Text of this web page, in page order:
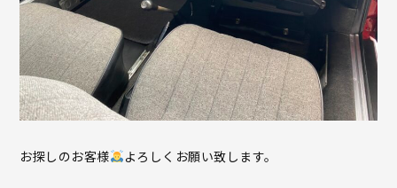
お探しのお客様 よろしくお願い致します。